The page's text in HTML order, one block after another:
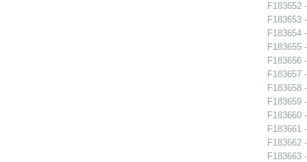
F183652
F183653
F183654
F183655
F183656
F183657
F183658
F183659
F183660
F183661
F183662
F183663